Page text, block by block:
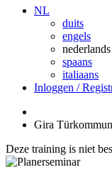
NL
duits
engels
nederlands
spaans
italiaans
Inloggen /
Gira
Deze training is niet